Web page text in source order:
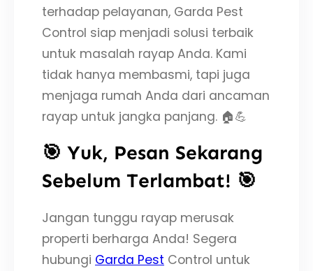
terhadap pelayanan, Garda Pest
Control siap menjadi solusi terbaik
untuk masalah rayap Anda. Kami
tidak hanya membasmi, tapi juga
menjaga rumah Anda dari ancaman
rayap untuk jangka panjang. 🏠💪
🎯 Yuk, Pesan Sekarang
Sebelum Terlambat! 🎯
Jangan tunggu rayap merusak
properti berharga Anda! Segera
hubungi Garda Pest Control untuk